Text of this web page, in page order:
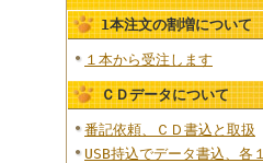
1本注文の割増について
１本から受注します
ＣＤデータについて
番記依頼、ＣＤ書込と取扱
USB持込でデータ書込、各１